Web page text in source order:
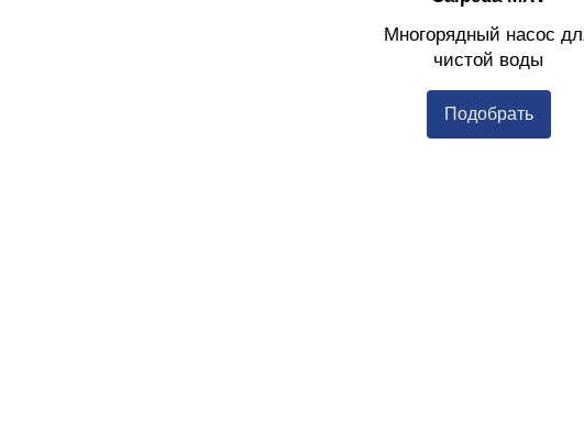
Многорядный насос
чистой воды
Подобрать